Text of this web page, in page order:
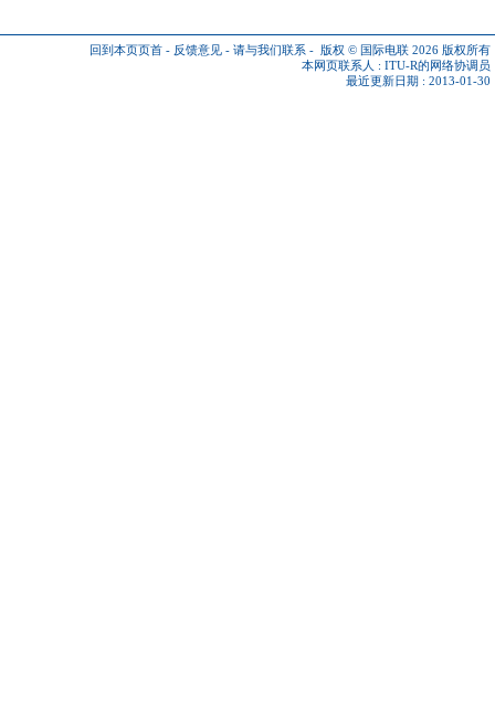
回到本页页首 - 反馈意见 - 请与我们联系 - 版权 © 国际电联 2026 版权所有
本网页联系人 : ITU-R的网络协调员
最近更新日期 : 2013-01-30